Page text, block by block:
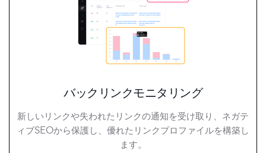
バックリンクモニタリング
新しいリンクや失われたリンクの通知を受け取り、ネガテ
ィブSEOから保護し、優れたリンクプロファイルを構築し
ます。